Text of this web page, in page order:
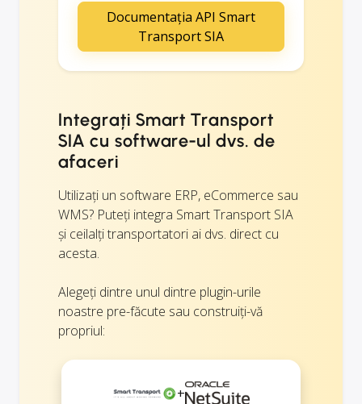
Documentația API Smart
Transport SIA
Integrați Smart Transport
SIA cu software-ul dvs. de
afaceri
Utilizați un software ERP, eCommerce sau
WMS? Puteți integra Smart Transport SIA
și ceilalți transportatori ai dvs. direct cu
acesta.
Alegeți dintre unul dintre plugin-urile
noastre pre-făcute sau construiți-vă
propriul:
+